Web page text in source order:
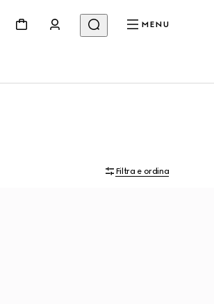
MENU
Filtra e ordina